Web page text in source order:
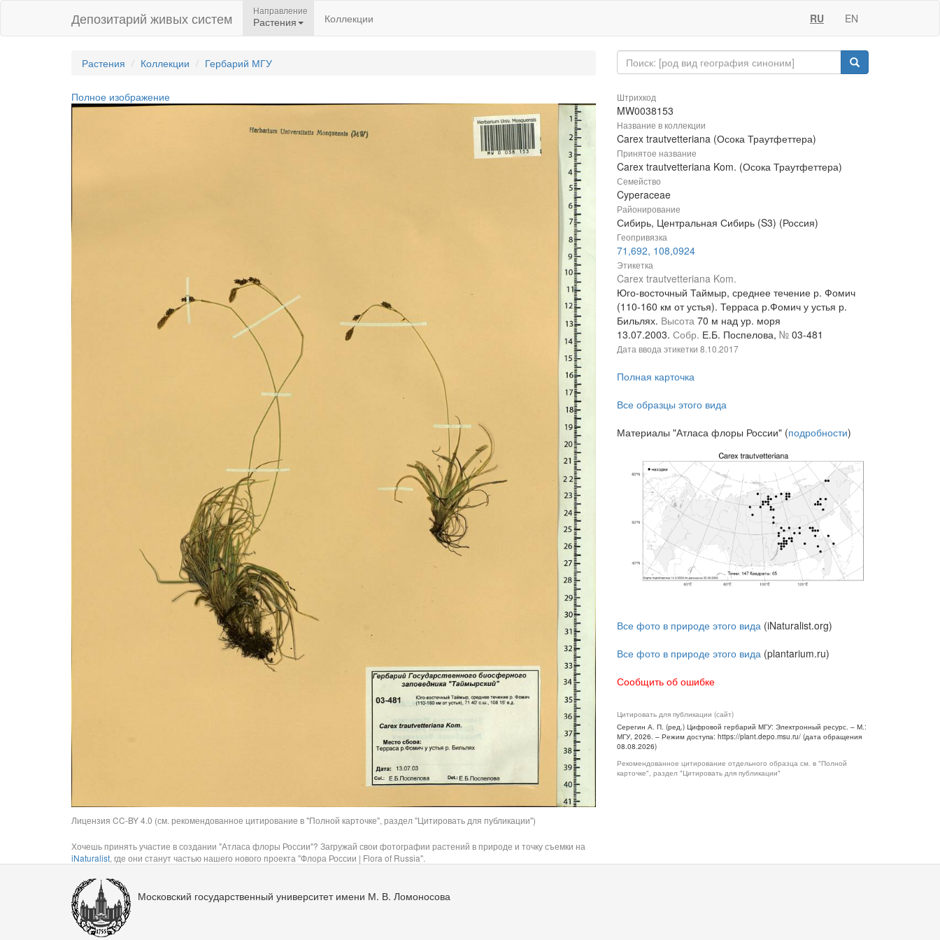
Депозитарий живых систем Направление
Растения Коллекции RU EN
Растения Коллекции Гербарий МГУ
Полное изображение
Лицензия CC-BY 4.0 (см. рекомендованное цитирование в "Полной карточке", раздел "Цитировать для публикации")
Хочешь принять участие в создании "Атласа флоры России"? Загружай свои фотографии растений в природе и точку съемки на
iNaturalist, где они станут частью нашего нового проекта "Флора России | Flora of Russia".
Штрихкод
MW0038153
Название в коллекции
Carex trautvetteriana (Осока Траутфеттера)
Принятое название
Carex trautvetteriana Kom. (Осока Траутфеттера)
Семейство
Cyperaceae
Районирование
Сибирь, Центральная Сибирь (S3) (Россия)
Геопривязка
71,692, 108,0924
Этикетка
Carex trautvetteriana Kom.
Юго-восточный Таймыр, среднее течение р. Фомич
(110-160 км от устья). Терраса р.Фомич у устья р.
Бильлях. Высота 70 м над ур. моря
13.07.2003. Собр. Е.Б. Поспелова, № 03-481
Дата ввода этикетки 8.10.2017
Полная карточка
Все образцы этого вида
Материалы "Атласа флоры России" (подробности)
Все фото в природе этого вида (iNaturalist.org)
Все фото в природе этого вида (plantarium.ru)
Сообщить об ошибке
Цитировать для публикации (сайт)
Серегин А. П. (ред.) Цифровой гербарий МГУ: Электронный ресурс. – М.:
МГУ, 2026. – Режим доступа: https://plant.depo.msu.ru/ (дата обращения
08.08.2026)
Рекомендованное цитирование отдельного образца см. в "Полной
карточке", раздел "Цитировать для публикации"
Московский государственный университет имени М. В. Ломоносова